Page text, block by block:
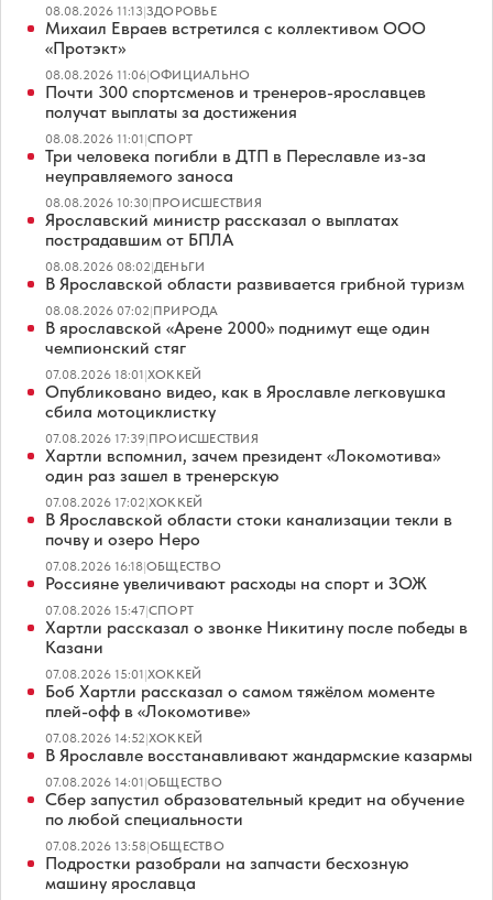
08.08.2026 11:13|ЗДОРОВЬЕ
Михаил Евраев встретился с коллективом ООО
«Протэкт»
08.08.2026 11:06|ОФИЦИАЛЬНО
Почти 300 спортсменов и тренеров-ярославцев
получат выплаты за достижения
08.08.2026 11:01|СПОРТ
Три человека погибли в ДТП в Переславле из-за
неуправляемого заноса
08.08.2026 10:30|ПРОИСШЕСТВИЯ
Ярославский министр рассказал о выплатах
пострадавшим от БПЛА
08.08.2026 08:02|ДЕНЬГИ
В Ярославской области развивается грибной туризм
08.08.2026 07:02|ПРИРОДА
В ярославской «Арене 2000» поднимут еще один
чемпионский стяг
07.08.2026 18:01|ХОККЕЙ
Опубликовано видео, как в Ярославле легковушка
сбила мотоциклистку
07.08.2026 17:39|ПРОИСШЕСТВИЯ
Хартли вспомнил, зачем президент «Локомотива»
один раз зашел в тренерскую
07.08.2026 17:02|ХОККЕЙ
В Ярославской области стоки канализации текли в
почву и озеро Неро
07.08.2026 16:18|ОБЩЕСТВО
Россияне увеличивают расходы на спорт и ЗОЖ
07.08.2026 15:47|СПОРТ
Хартли рассказал о звонке Никитину после победы в
Казани
07.08.2026 15:01|ХОККЕЙ
Боб Хартли рассказал о самом тяжёлом моменте
плей-офф в «Локомотиве»
07.08.2026 14:52|ХОККЕЙ
В Ярославле восстанавливают жандармские казармы
07.08.2026 14:01|ОБЩЕСТВО
Сбер запустил образовательный кредит на обучение
по любой специальности
07.08.2026 13:58|ОБЩЕСТВО
Подростки разобрали на запчасти бесхозную
машину ярославца